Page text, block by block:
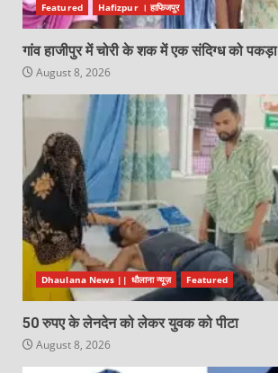
Featured Hafizpur । हाफिजपुर
गांव हाजीपुर में चोरी के शक में एक संदिग्ध को पकड़ा
August 8, 2026
Dhaulana News || धौलाना न्यूज़ Featured
50 रुपए के लेनदेन को लेकर युवक को पीटा
August 8, 2026